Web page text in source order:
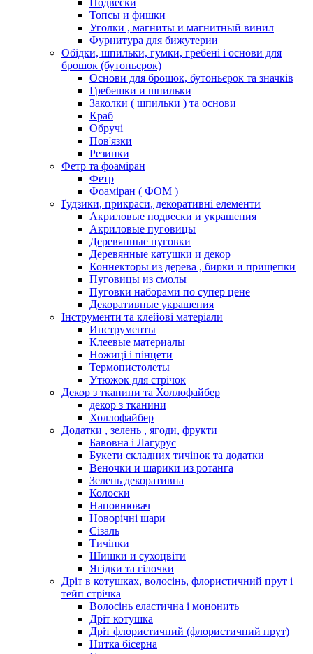
Подвески
Топсы и фишки
Уголки , магниты и магнитный винил
Фурнитура для бижутерии
Обідки, шпильки, гумки, гребені і основи для
брошок (бутоньєрок)
Основи для брошок, бутоньєрок та значків
Гребешки и шпильки
Заколки ( шпильки ) та основи
Краб
Обручі
Пов'язки
Резинки
Фетр та фоаміран
Фетр
Фоаміран ( ФОМ )
Ґудзики, прикраси, декоративні елементи
Акриловые подвески и украшения
Акриловые пуговицы
Деревянные пуговки
Деревянные катушки и декор
Коннекторы из дерева , бирки и прищепки
Пуговицы из смолы
Пуговки наборами по супер цене
Декоративные украшения
Інструменти та клейові матеріали
Инструменты
Клеевые материалы
Ножиці і пінцети
Термопистолеты
Утюжок для стрічок
Декор з тканини та Холлофайбер
декор з тканини
Холлофайбер
Додатки , зелень , ягоди, фрукти
Бавовна і Лагурус
Букети складних тичінок та додатки
Веночки и шарики из ротанга
Зелень декоративна
Колоски
Наповнювач
Новорічні шари
Сізаль
Тичінки
Шишки и сухоцвіти
Ягідки та гілочки
Дріт в котушках, волосінь, флористичний прут і
тейп стрічка
Волосінь еластична і мононить
Дріт котушка
Дріт флористичний (флористичний прут)
Нитка бісерна